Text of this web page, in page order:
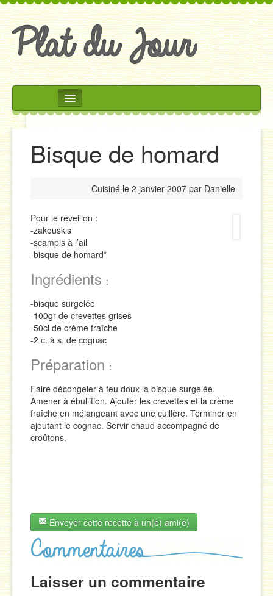
Rechercher
Accueil
Accompagnements
Entrées
Plats
Sauces
Soupes & Potages
Trucs & Astuces
Bisque de homard
Cuisiné le 2 janvier 2007 par Danielle
Pour le réveillon :
-zakouskis
-scampis à l’ail
-bisque de homard*
Ingrédients :
-bisque surgelée
-100gr de crevettes grises
-50cl de crème fraîche
-2 c. à s. de cognac
Préparation :
Faire décongeler à feu doux la bisque surgelée.
Amener à ébullition. Ajouter les crevettes et la crème
fraîche en mélangeant avec une cuillère. Terminer en
ajoutant le cognac. Servir chaud accompagné de
croûtons.
Envoyer cette recette à un(e) ami(e)
Laisser un commentaire